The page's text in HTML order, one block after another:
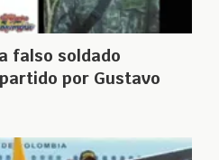
falso soldado
por Gustavo